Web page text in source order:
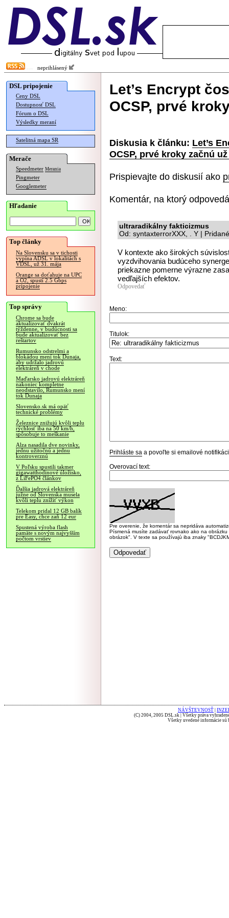
neprihlásený
DSL pripojenie
Ceny DSL
Dostupnosť DSL
Fórum o DSL
Výsledky meraní
Satelitná mapa SR
Merače
Speedmeter Merania
Pingmeter
Googlemeter
Hľadanie
Top články
Na Slovensku sa v tichosti
vypína ADSL v lokalitách s
VDSL, už 31. mája
Orange sa doťahuje na UPC
a O2, spustí 2.5 Gbps
pripojenie
Top správy
Chrome sa bude
aktualizovať dvakrát
týždenne, v budúcnosti sa
bude aktualizovať bez
reštartov
Rumunsko odstrelmi a
blokádou mení tok Dunaja,
aby udržalo jadrovú
elektráreň v chode
Maďarsko jadrovú elektráreň
nakoniec kompletne
neodstavilo, Rumunsko mení
tok Dunaja
Slovensko.sk má opäť
technické problémy
Železnice znižujú kvôli teplu
rýchlosť iba na 50 km/h,
spôsobuje to meškanie
Alza nasadila dve novinky,
jednu užitočnú a jednu
kontroverznú
V Poľsku spustili takmer
gigawatthodinové úložisko,
z LiFePO4 článkov
Ďalšia jadrová elektráreň
južne od Slovenska musela
kvôli teplu znížiť výkon
Telekom pridal 12 GB balík
pre Easy, chce zaň 12 eur
Spustená výroba flash
pamäte s novým najvyšším
počtom vrstiev
Let’s Encrypt
OCSP, prvé
Diskusia k článku: Let’s
OCSP, prvé kroky začnú
Prispievajte do diskusií ako
Komentár, na ktorý
ultraradikálny fakticizmus
Od: syntaxterrorXXX, . Y |
V kontexte ako širokých
vyzdvihovania budúceho
priekazne pomerne výrazne
vedľajších efektov.
Odpovedať
Meno:
Titulok:
Text:
Prihláste sa a povoľte si emailové
Overovací text:
Pre overenie, že komentár sa nepridáva
Písmená musíte zadávať rovnako ako na
obrázok". V texte sa používajú iba znaky
NÁVŠTEVNOSŤ
(C) 2004, 2005 DSL.sk | Všetky práva
Všetky uvedené informácie sú